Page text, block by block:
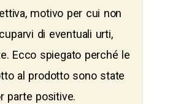
motivo per cui non
di eventuali urti,
Ecco spiegato perché le
al prodotto sono state
parte positive.